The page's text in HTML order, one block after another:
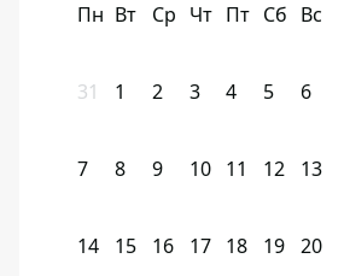
Пн Вт Ср Чт Пт Сб Вс
31 1 2 3 4 5 6
7 8 9 10 11 12 13
14 15 16 17 18 19 20